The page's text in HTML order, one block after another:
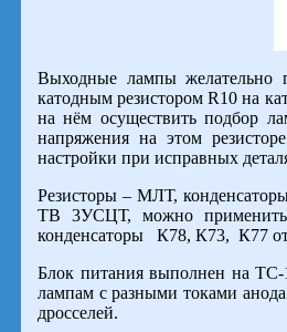
Выходные лампы желательно
катодным резистором R10 на
на нём осуществить подбор
напряжения на этом
настройки при исправных
Резисторы – МЛТ,
ТВ 3УСЦТ, можно
конденсаторы К78, К73, К77
Блок питания выполнен на
лампам с разными токами
дросселей.